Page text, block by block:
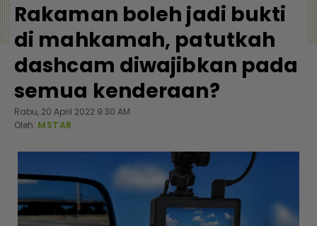
Rakaman boleh jadi bukti
di mahkamah, patutkah
dashcam diwajibkan pada
semua kenderaan?
Rabu, 20 April 2022 9:30 AM
Oleh: MSTAR